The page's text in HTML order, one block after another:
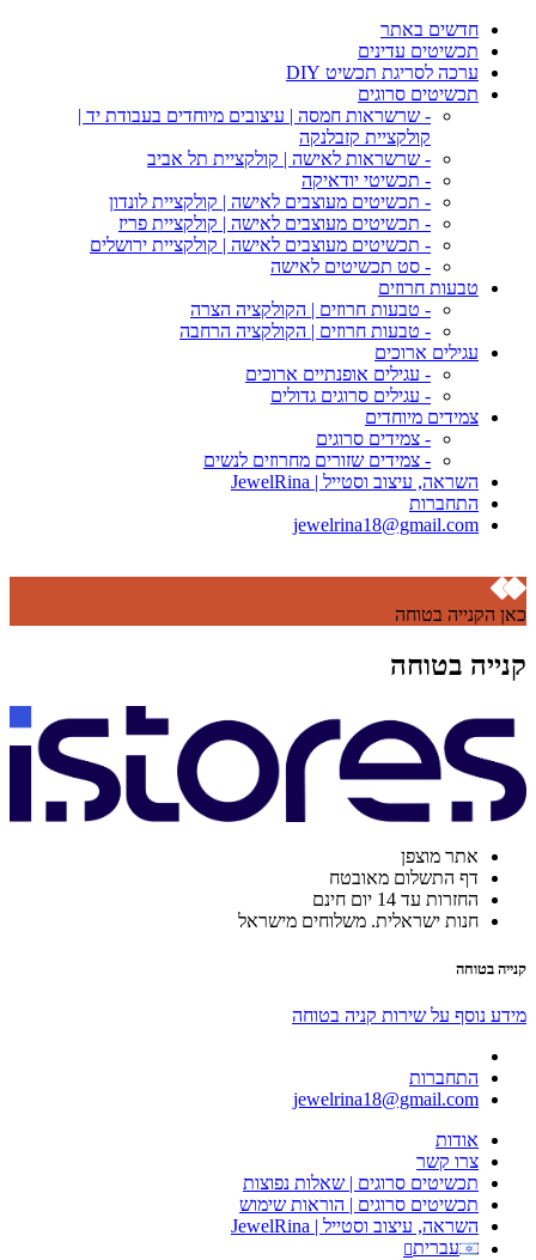
חדשים באתר
תכשיטים עדינים
ערכה לסריגת תכשיט DIY
תכשיטים סרוגים
- שרשראות חמסה | עיצובים מיוחדים בעבודת יד |
קולקציית קזבלנקה
- שרשראות לאישה | קולקציית תל אביב
- תכשיטי יודאיקה
- תכשיטים מעוצבים לאישה | קולקציית לונדון
- תכשיטים מעוצבים לאישה | קולקציית פריז
- תכשיטים מעוצבים לאישה | קולקציית ירושלים
- סט תכשיטים לאישה
טבעות חרוזים
- טבעות חרוזים | הקולקציה הצרה
- טבעות חרוזים | הקולקציה הרחבה
עגילים ארוכים
- עגילים אופנתיים ארוכים
- עגילים סרוגים גדולים
צמידים מיוחדים
- צמידים סרוגים
- צמידים שזורים מחרוזים לנשים
השראה, עיצוב וסטייל | JewelRina
התחברות
jewelrina18@gmail.com
כאן הקנייה בטוחה
קנייה בטוחה
אתר מוצפן
דף התשלום מאובטח
החזרות עד 14 יום חינם
חנות ישראלית. משלוחים מישראל
קנייה בטוחה
מידע נוסף על שירות קניה בטוחה
התחברות
jewelrina18@gmail.com
אודות
צרו קשר
תכשיטים סרוגים | שאלות נפוצות
תכשיטים סרוגים | הוראות שימוש
השראה, עיצוב וסטייל | JewelRina
עברית